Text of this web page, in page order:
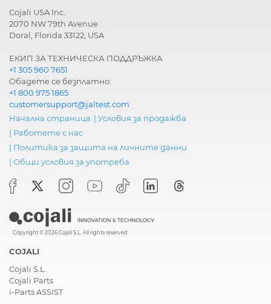
Cojali USA Inc.
2070 NW 79th Avenue
Doral, Florida 33122, USA
ЕКИП ЗА ТЕХНИЧЕСКА ПОДДРЪЖКА
+1 305 960 7651
Обадете се безплатно:
+1 800 975 1865
customersupport@jaltest.com
Начална страница | Условия за продажба
| Работете с нас
| Политика за защита на личните данни
| Общи условия за употреба
Copyright © 2026 Cojali S.L. All rights reserved
COJALI
Cojali S.L.
Cojali Parts
i-Parts ASSIST